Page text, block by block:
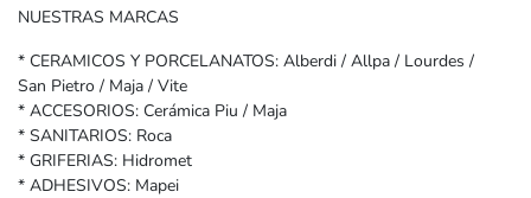
NUESTRAS MARCAS
* CERAMICOS Y PORCELANATOS: Alberdi / Allpa / Lourdes /
San Pietro / Maja / Vite
* ACCESORIOS: Cerámica Piu / Maja
* SANITARIOS: Roca
* GRIFERIAS: Hidromet
* ADHESIVOS: Mapei